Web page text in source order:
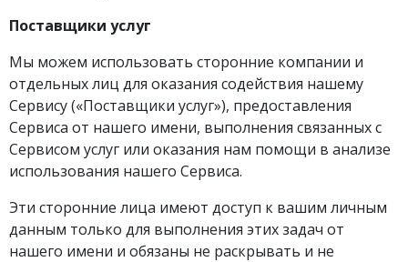
Поставщики услуг
Мы можем использовать сторонние компании и
отдельных лиц для оказания содействия нашему
Сервису («Поставщики услуг»), предоставления
Сервиса от нашего имени, выполнения связанных с
Сервисом услуг или оказания нам помощи в анализе
использования нашего Сервиса.
Эти сторонние лица имеют доступ к вашим личным
данным только для выполнения этих задач от
нашего имени и обязаны не раскрывать и не